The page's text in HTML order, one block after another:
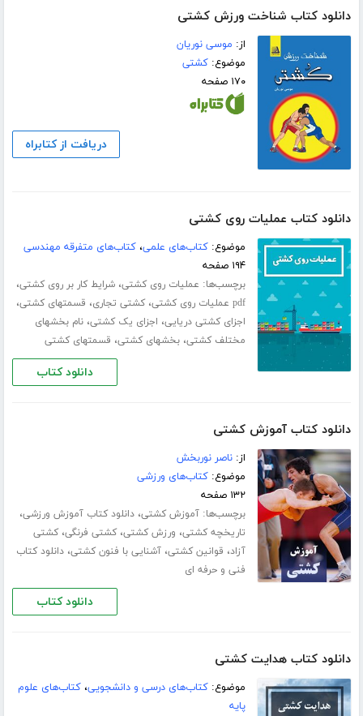
دانلود کتاب شناخت ورزش کشتی
از: موسی نوریان
موضوع:کشتی
۱۷۰ صفحه
دریافت از کتابراه
دانلود کتاب عملیات روی کشتی
موضوع:کتاب‌های علمی،کتاب‌های متفرقه مهندسی
۱۹۴ صفحه
برچسب‌ها: عملیات روی کشتی،شرایط کار بر روی کشتی،
pdf عملیات روی کشتی ،کشتی تجاری، قسمتهای کشتی،
اجزای کشتی دریایی، اجزای یک کشتی،نام بخشهای
مختلف کشتی،بخشهای کشتی، قسمتهای کشتی
دانلود کتاب
دانلود کتاب آموزش کشتی
از:ناصر نوربخش
موضوع:کتاب‌های ورزشی
۱۳۲ صفحه
برچسب‌ها:آموزش کشتی،دانلود کتاب آموزش ورزشی،
تاریخچه کشتی، ورزش کشتی،کشتی فرنگی،کشتی
آزاد، قوانین کشتی،آشنایی با فنون کشتی،دانلود کتاب
فنی و حرفه ای
دانلود کتاب
دانلود کتاب هدایت کشتی
موضوع:کتاب‌های درسی و دانشجویی،کتاب‌های علوم
پایه